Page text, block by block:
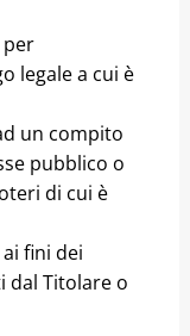
legale a cui è
un compito
pubblico o
di cui è
fini dei
dal Titolare o